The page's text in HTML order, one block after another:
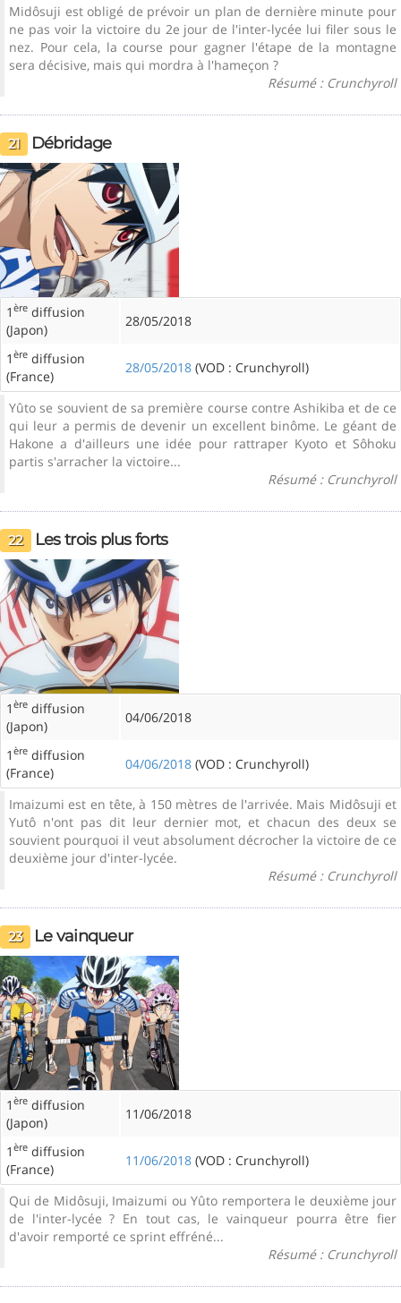
Midôsuji est obligé de prévoir un plan de dernière minute pour
ne pas voir la victoire du 2e jour de l'inter-lycée lui filer sous le
nez. Pour cela, la course pour gagner l'étape de la montagne
sera décisive, mais qui mordra à l'hameçon ?
Résumé : Crunchyroll
21 Débridage
1 ère diffusion
(Japon)
28/05/2018
1 ère diffusion
(France)
28/05/2018 (VOD : Crunchyroll)
Yûto se souvient de sa première course contre Ashikiba et de ce
qui leur a permis de devenir un excellent binôme. Le géant de
Hakone a d'ailleurs une idée pour rattraper Kyoto et Sôhoku
partis s'arracher la victoire...
Résumé : Crunchyroll
22 Les trois plus forts
1 ère diffusion
(Japon)
04/06/2018
1 ère diffusion
(France)
04/06/2018 (VOD : Crunchyroll)
Imaizumi est en tête, à 150 mètres de l'arrivée. Mais Midôsuji et
Yutô n'ont pas dit leur dernier mot, et chacun des deux se
souvient pourquoi il veut absolument décrocher la victoire de ce
deuxième jour d'inter-lycée.
Résumé : Crunchyroll
23 Le vainqueur
1 ère diffusion
(Japon)
11/06/2018
1 ère diffusion
(France)
11/06/2018 (VOD : Crunchyroll)
Qui de Midôsuji, Imaizumi ou Yûto remportera le deuxième jour
de l'inter-lycée ? En tout cas, le vainqueur pourra être fier
d'avoir remporté ce sprint effréné...
Résumé : Crunchyroll